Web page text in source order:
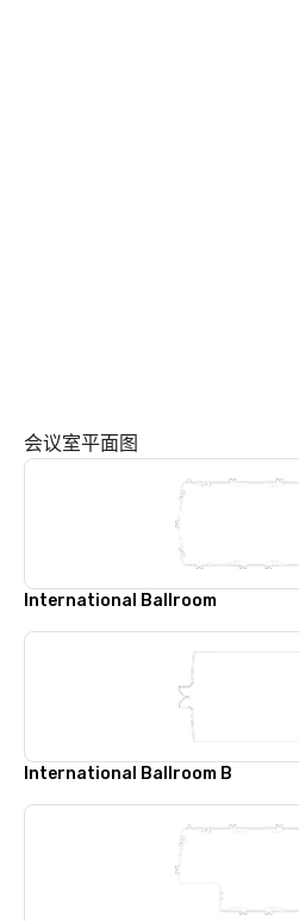
会议室平面图
International Ballroom
International Ballroom B